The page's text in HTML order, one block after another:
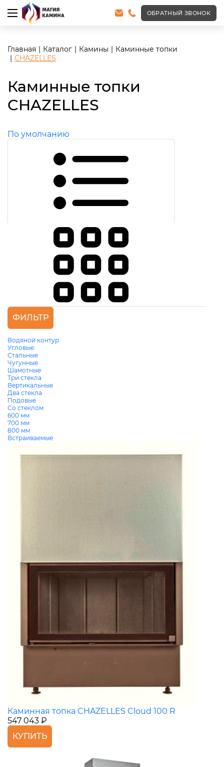
ОБРАТНЫЙ ЗВОНОК
Главная Каталог Камины
Каминные топки
CHAZELLES
Каминные топки
CHAZELLES
По умолчанию
ФИЛЬТР
Водяной контур
Угловые
Стальные
Чугунные
Шамотные
Три стекла
Вертикальные
Два стекла
Подовые
Со стеклом
600 мм
700 мм
800 мм
Встраиваемые
Каминная топка CHAZELLES Cloud 100 R
547 043 ₽
КУПИТЬ